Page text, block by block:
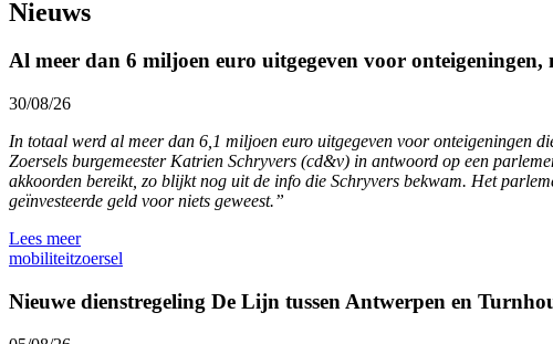
Nieuws
Al meer dan 6 miljoen euro uitgegeven voor
30/08/26
In totaal werd al meer dan 6,1 miljoen euro uitgegeven voor onteigeningen
Zoersels burgemeester Katrien Schryvers (cd&v) in antwoord op een
akkoorden bereikt, zo blijkt nog uit de info die Schryvers bekwam. Het
geïnvesteerde geld voor niets geweest.”
Lees meer
mobiliteitzoersel
Nieuwe dienstregeling De Lijn tussen Antwerpen en